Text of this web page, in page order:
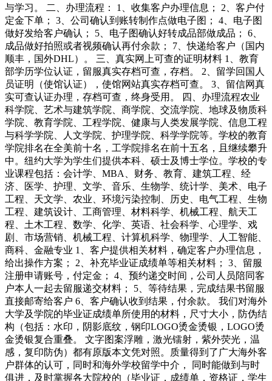
与学习。 二、办理流程： 1、收集客户办理信息； 2、客户付
定金下单； 3、公司确认到账转制作点做电子图； 4、电子图
做好发给客户确认； 5、电子图确认好转成品部做成品； 6、
成品做好拍照或者视频确认再付余款； 7、快递给客户（国内
顺丰，国外DHL）。 三、真实网上可查的证明材料 1、教育
部学历学位认证，留服真实存档可查，存档。 2、留学回国人
员证明（使馆认证），使馆网站真实存档可查。 3、留信网真
实可查认证办理，存档可查，终身受用。 四、办理流程农业
科学院、艺术与建筑学院、商学院、交流学院、地球及物质科
学院、教育学院、工程学院、健康与人类发展学院、信息工程
与科学学院、人文学院、护理学院、科学学院等。学校的教育
学院排名在全美前十名，工学院排名在前十五名，且继续攀升
中。纽约大学为学生们提供本科、硕士及博士学位。学校的专
业课程包括：会计学、MBA、财务、教育、建筑工程、经
济、医学、护理、文学、音乐、生物学、统计学、美术、电子
工程、天文学、农业、环境污染控制、历史、电气工程、生物
工程、建筑设计、工商管理、材料科学、机械工程、航天工
程、土木工程、数学、化学、英语、社会科学、心理学、戏
剧、市场营销、机械工程、计算机科学、物理学、人工智能、
商科、金融专业 1、客户提供相关材料，确定客户办理信息，
给出操作方案； 2、补充毕业证成绩单等相关材料； 3、留服
注册申请账号，付定金； 4、预约递交时间，公司人员陪同客
户本人一起去留服递交材料； 5、等待结果，完成结果书留服
直接邮寄给客户 6、客户确认收到结果，付余款。 我们对海外
大学及学院的毕业证成绩单所使用的材料，尺寸大小，防伪结
构（包括：水印，阴影底纹，钢印LOGO烫金烫银，LOGO烫
金烫银复合重叠。 文字图案浮雕，激光镭射，紫外荧光，温
感，复印防伪）都有原版本文凭对照。质量得到了广大海外客
户群体的认可，同时和海外学校留学中介， 同时能做到与时
俱进，及时掌握各大院校的（毕业证，成绩单，资格证，学生